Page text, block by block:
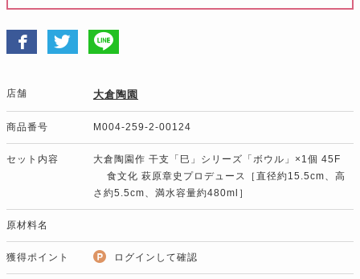
店舗 大倉陶園
商品番号 M004-259-2-00124
セット内容
大倉陶園作 干支「巳」シリーズ「ボウル」×1個 45F
食文化 萩原章史プロデュース［直径約15.5cm、高
さ約5.5cm、満水容量約480ml］
原材料名
獲得ポイント ログインして確認